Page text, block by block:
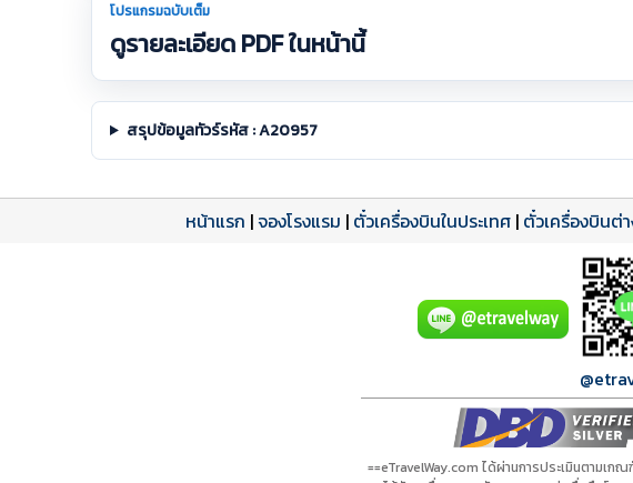
โปรแกรมฉบับเต็ม
ดูรายละเอียด PDF ในหน้านี้
สรุปข้อมูลทัวร์รหัส : A20957
หน้าแรก |จองโรงแรม | ตั๋วเครื่องบินในประเทศ | ตั๋วเครื่องบินต่
==eTravelWay.com ได้ผ่านการประเมินตามเ